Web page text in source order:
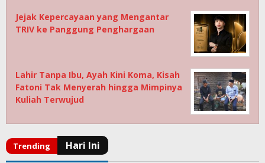
Jejak Kepercayaan yang Mengantar
TRIV ke Panggung Penghargaan
Lahir Tanpa Ibu, Ayah Kini Koma, Kisah
Fatoni Tak Menyerah hingga Mimpinya
Kuliah Terwujud